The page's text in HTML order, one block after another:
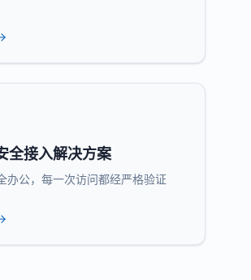
全接入解决方案
办公，每一次访问都经严格验证